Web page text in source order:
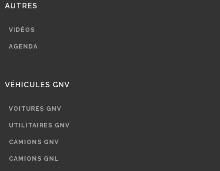
AUTRES
VIDÉOS
AGENDA
VÉHICULES GNV
VOITURES GNV
UTILITAIRES GNV
CAMIONS GNV
CAMIONS GNL